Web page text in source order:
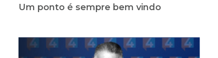
Um ponto é sempre bem vindo